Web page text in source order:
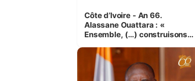
Côte d’Ivoire - An 66.
Alassane Ouattara : «
Ensemble, (…) construisons
mêmes et pour les
générations futures »